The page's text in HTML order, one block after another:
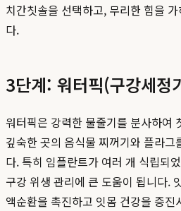
치간칫솔을 선택하고, 무리한 힘을
다.
3단계: 워터픽(구강세정
워터픽은 강력한 물줄기를 분사하여
깊숙한 곳의 음식물 찌꺼기와 플라그
다. 특히 임플란트가 여러 개 식립되
구강 위생 관리에 큰 도움이 됩니다.
액순환을 촉진하고 잇몸 건강을 증진